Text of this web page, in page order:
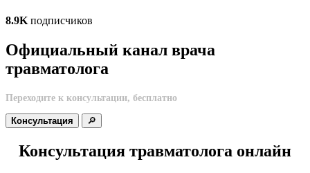
8.9K подписчиков
Официальный канал врача
травматолога
Переходите к консультации, бесплатно
Консультация 🔎
Консультация травматолога онлайн